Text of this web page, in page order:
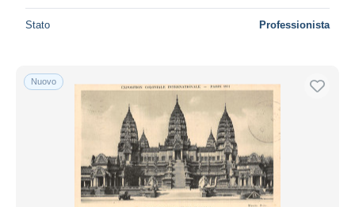
Prezzo
Spedizione gratuita
Metodi di pagamento
PayPal
Bonifico bancario
Visa
Mastercard
Stato Professionista
Nuovo